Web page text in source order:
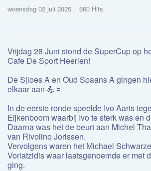
woensdag 02 juli 2025 660 Hits
Vrijdag 28 Juni stond de SuperCup op
Cafe De Sport Heerlen!
De Sjloes A en Oud Spaans A gingen
elkaar aan 💪🏻
In de eerste ronde speelde Ivo Aarts
Eijkenboom waarbij Ivo te sterk was en
Daarna was het de beurt aan Michel
van Rivolino Jorissen.
Vervolgens waren het Michael
Voriatzidis waar laatsgenoemde er met
ging.